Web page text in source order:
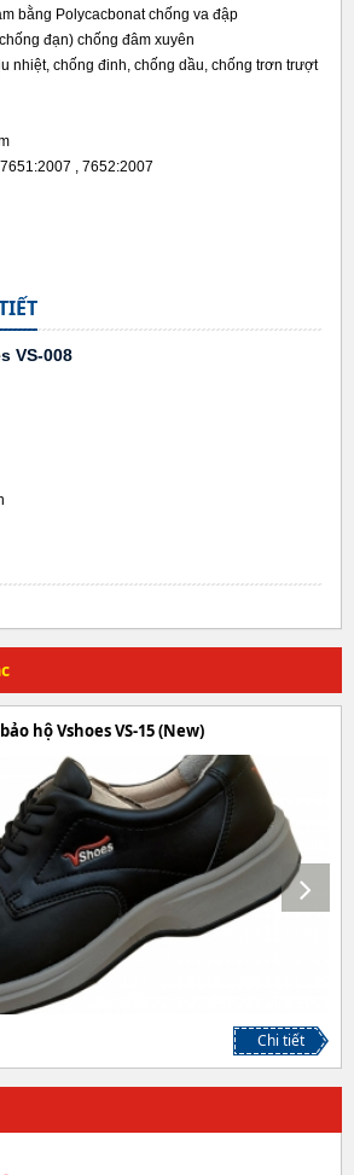
bằng Polycacbonat chống va đập
đạn) chống đâm xuyên
nhiệt, chống đinh, chống dầu, chống trơn trượt
, 7652:2007
VS-008
hộ Vshoes VS-15 (New)
Chi tiết